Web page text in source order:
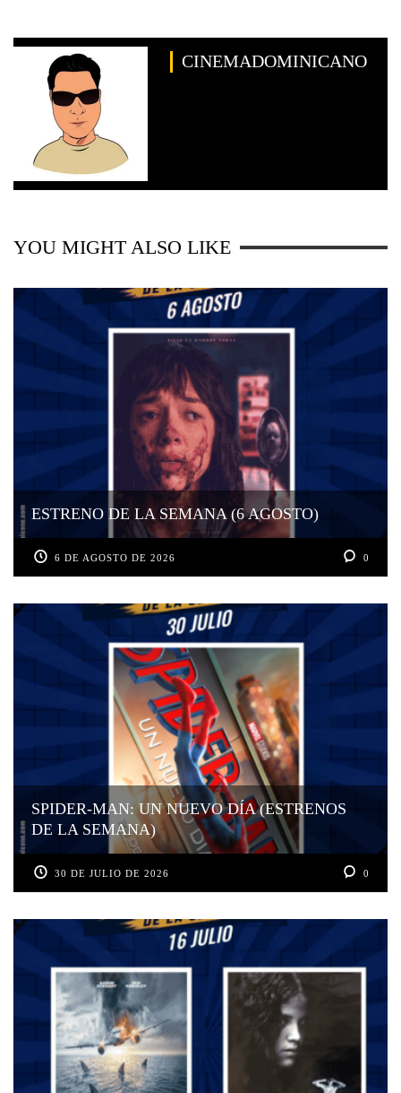
CINEMADOMINICANO
YOU MIGHT ALSO LIKE
ESTRENO DE LA SEMANA (6 AGOSTO)
6 DE AGOSTO DE 2026 0
SPIDER-MAN: UN NUEVO DÍA (ESTRENOS
DE LA SEMANA)
30 DE JULIO DE 2026 0